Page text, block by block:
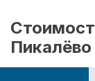
Пикалёво